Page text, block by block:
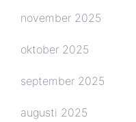
november 2025
oktober 2025
september 2025
augusti 2025